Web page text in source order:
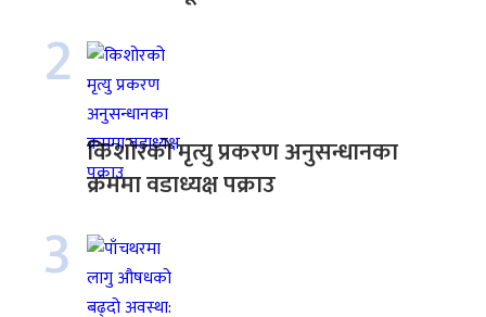
2
किशोरको मृत्यु प्रकरण अनुसन्धानका
क्रममा वडाध्यक्ष पक्राउ
3